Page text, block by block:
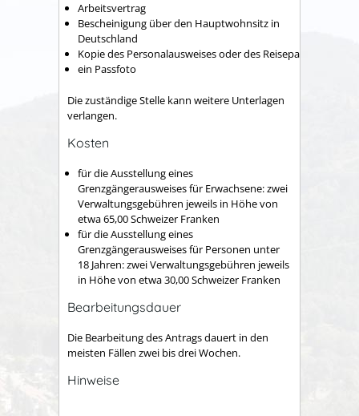
Arbeitsvertrag
Bescheinigung über den Hauptwohnsitz in
Deutschland
Kopie des Personalausweises oder des Reisepasses
ein Passfoto
Die zuständige Stelle kann weitere Unterlagen
verlangen.
Kosten
für die Ausstellung eines
Grenzgängerausweises für Erwachsene: zwei
Verwaltungsgebühren jeweils in Höhe von
etwa 65,00 Schweizer Franken
für die Ausstellung eines
Grenzgängerausweises für Personen unter
18 Jahren: zwei Verwaltungsgebühren jeweils
in Höhe von etwa 30,00 Schweizer Franken
Bearbeitungsdauer
Die Bearbeitung des Antrags dauert in den
meisten Fällen zwei bis drei Wochen.
Hinweise